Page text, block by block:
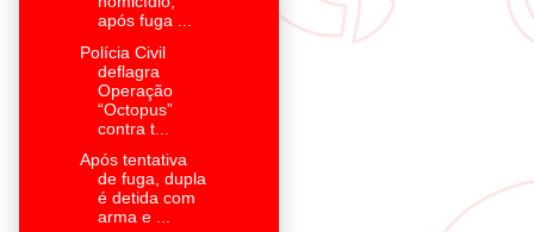
após fuga ...
Polícia Civil
deflagra
Operação
“Octopus”
contra t...
Após tentativa
de fuga, dupla
é detida com
arma e ...